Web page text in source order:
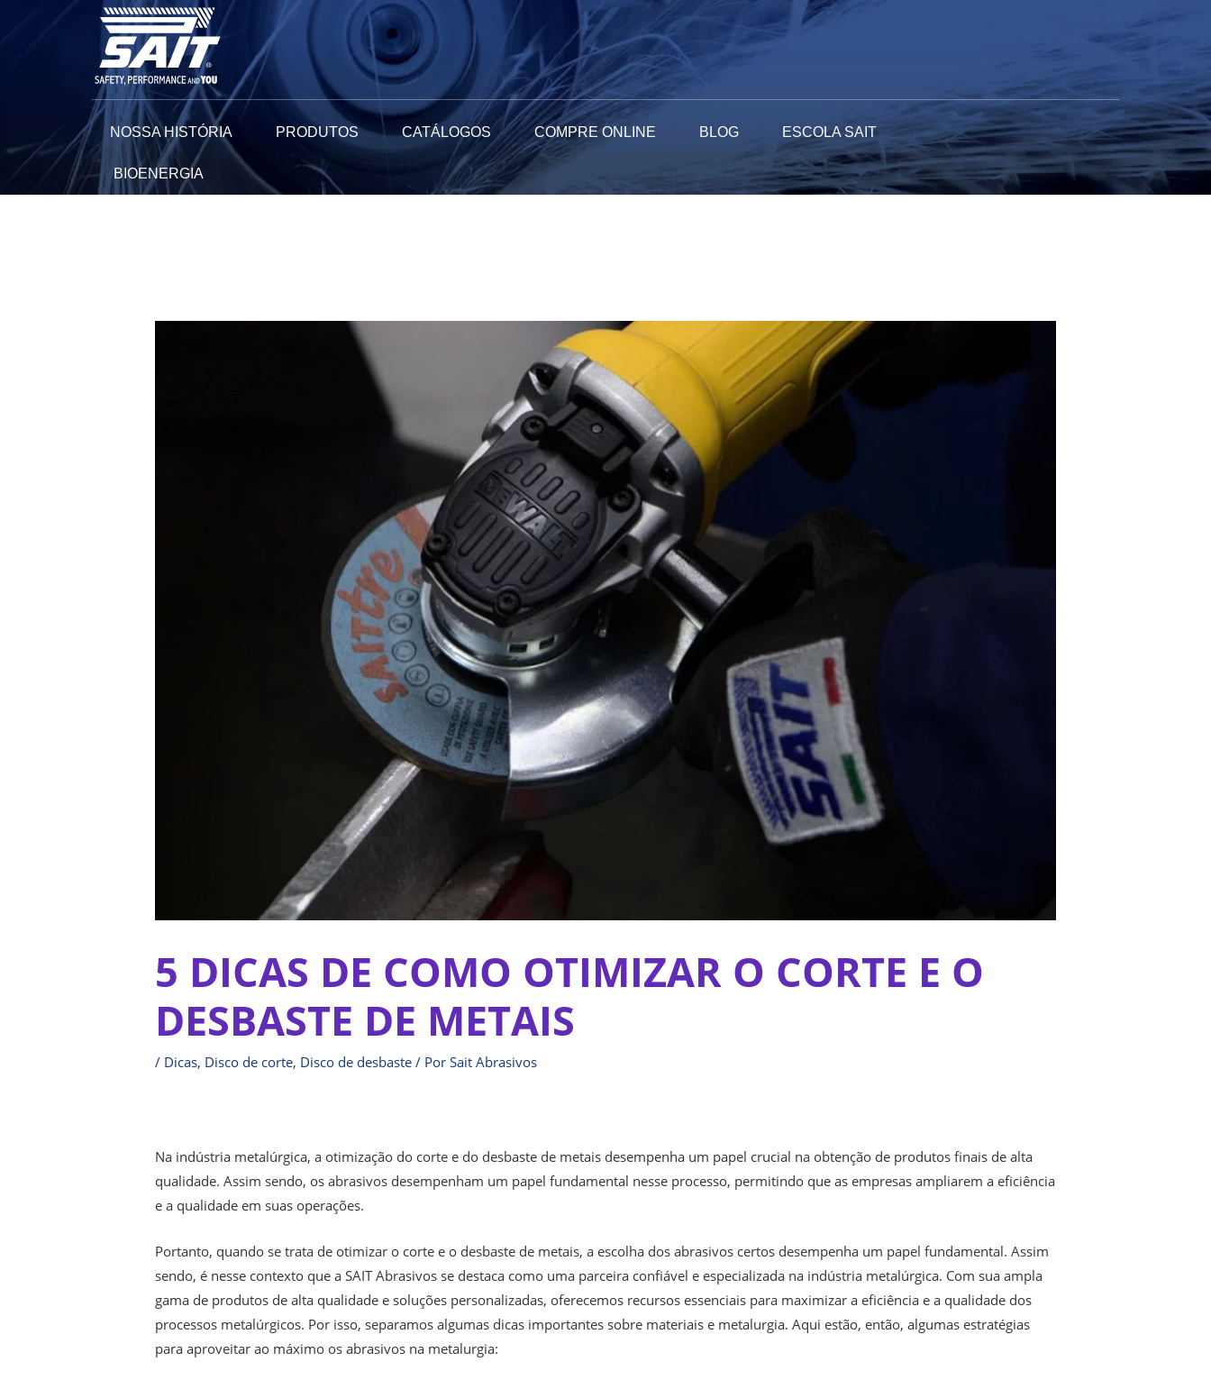
NOSSA HISTÓRIA PRODUTOS CATÁLOGOS COMPRE ONLINE BLOG ESCOLA SAIT
BIOENERGIA
5 DICAS DE COMO OTIMIZAR O CORTE E O
DESBASTE DE METAIS
/ Dicas, Disco de corte, Disco de desbaste / PorSait Abrasivos
Na indústria metalúrgica, a otimização do corte e do desbaste de metais desempenha um papel crucial na obtenção de produtos finais de alta
qualidade. Assim sendo, os abrasivos desempenham um papel fundamental nesse processo, permitindo que as empresas ampliarem a eficiência
e a qualidade em suas operações.
Portanto, quando se trata de otimizar o corte e o desbaste de metais, a escolha dos abrasivos certos desempenha um papel fundamental. Assim
sendo, é nesse contexto que a SAIT Abrasivos se destaca como uma parceira confiável e especializada na indústria metalúrgica. Com sua ampla
gama de produtos de alta qualidade e soluções personalizadas, oferecemos recursos essenciais para maximizar a eficiência e a qualidade dos
processos metalúrgicos. Por isso, separamos algumas dicas importantes sobre materiais e metalurgia. Aqui estão, então, algumas estratégias
para aproveitar ao máximo os abrasivos na metalurgia: